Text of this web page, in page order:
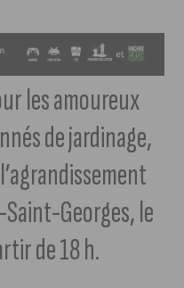
les amoureux
de jardinage,
Georges, le
de 18 h.